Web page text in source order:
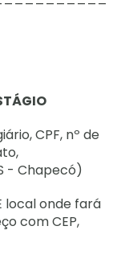
CPF, nº de
- Chapecó)
local onde fará
com CEP,